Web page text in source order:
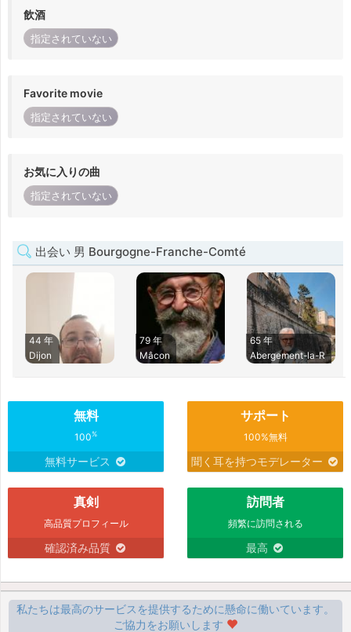
飲酒
指定されていない
Favorite movie
指定されていない
お気に入りの曲
指定されていない
出会い 男 Bourgogne-Franche-Comté
44 年
Dijon
79 年
Mâcon
65 年
Abergement-la-R
無料
100%
無料サービス
サポート
100%無料
聞く耳を持つモデレーター
真剣
高品質プロフィール
確認済み品質
訪問者
頻繁に訪問される
最高
私たちは最高のサービスを提供するために懸命に働いています。
ご協力をお願いします